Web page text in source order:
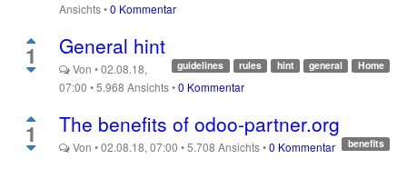
Ansichts•0 Kommentar
1 General hint
Home
general
hint
rules
guidelines
Von •02.08.18,
07:00 •5.968 Ansichts•0 Kommentar
1 The benefits of odoo-partner.org
benefits
Von •02.08.18, 07:00 •5.708 Ansichts•0 Kommentar